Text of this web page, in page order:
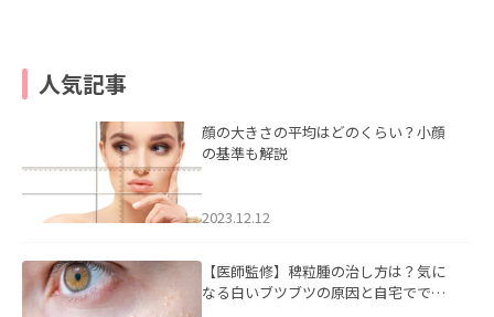
人気記事
顔の大きさの平均はどのくらい？小顔
の基準も解説
2023.12.12
【医師監修】稗粒腫の治し方は？気に
なる白いブツブツの原因と自宅ででき